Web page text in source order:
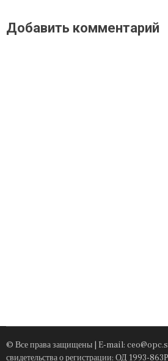
Добавить комментарий
© Все права защищены | E-mail:
свидетельства о регистрации: ОД 1993-